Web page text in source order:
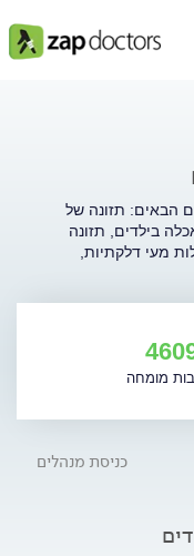
הבאים: תזונה של
בילדים, תזונה
מעי דלקתיות,
סוגי כלכלה
מומחה
כניסת מנהלים